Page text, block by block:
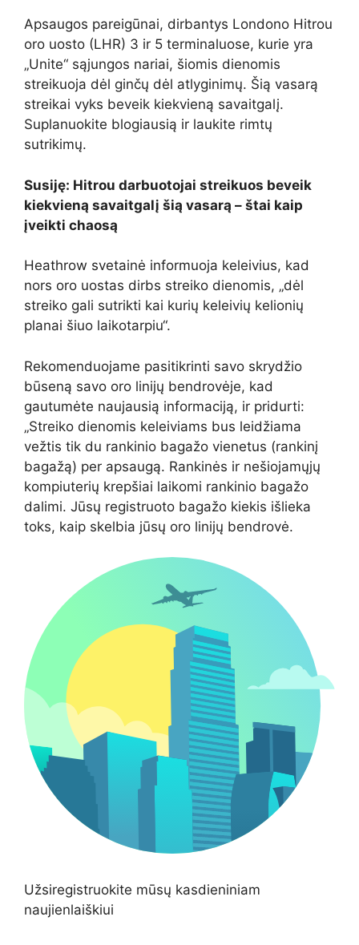
Apsaugos pareigūnai, dirbantys Londono Hitrou
oro uosto (LHR) 3 ir 5 terminaluose, kurie yra
„Unite“ sąjungos nariai, šiomis dienomis
streikuoja dėl ginčų dėl atlyginimų. Šią vasarą
streikai vyks beveik kiekvieną savaitgalį.
Suplanuokite blogiausią ir laukite rimtų
sutrikimų.
Susiję: Hitrou darbuotojai streikuos beveik
kiekvieną savaitgalį šią vasarą – štai kaip
įveikti chaosą
Heathrow svetainė informuoja keleivius, kad
nors oro uostas dirbs streiko dienomis, „dėl
streiko gali sutrikti kai kurių keleivių kelionių
planai šiuo laikotarpiu“.
Rekomenduojame pasitikrinti savo skrydžio
būseną savo oro linijų bendrovėje, kad
gautumėte naujausią informaciją, ir pridurti:
„Streiko dienomis keleiviams bus leidžiama
vežtis tik du rankinio bagažo vienetus (rankinį
bagažą) per apsaugą. Rankinės ir nešiojamųjų
kompiuterių krepšiai laikomi rankinio bagažo
dalimi. Jūsų registruoto bagažo kiekis išlieka
toks, kaip skelbia jūsų oro linijų bendrovė.
Užsiregistruokite mūsų kasdieniniam
naujienlaiškiui